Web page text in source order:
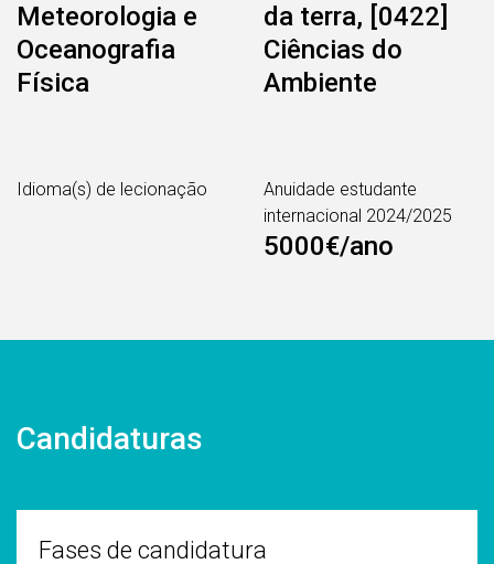
Meteorologia e
Oceanografia
Física
da terra, [0422]
Ciências do
Ambiente
Idioma(s) de lecionação
Anuidade estudante
internacional 2024/2025
5000€/ano
Candidaturas
Fases de candidatura